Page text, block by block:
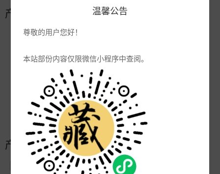
温馨公告
尊敬的用户您好！
本站部份内容仅限微信小程序中查阅。
产品参数
编号:
XC
2561
厂商:
潮州市新安陶瓷有限公司
更新:
2009-11-13 11:28:26
产品简介